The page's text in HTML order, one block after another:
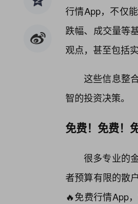
行情App，不仅
跌幅、成交量等
观点，甚至包括
这些信息整
智的投资决策。
免费！免费！
很多专业的
者预算有限的散
🔥免费行情App